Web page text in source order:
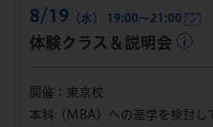
8/19 （水） 19:00～21:00
体験クラス＆説明会
開催：東京校
本科（MBA）への進学を検討し